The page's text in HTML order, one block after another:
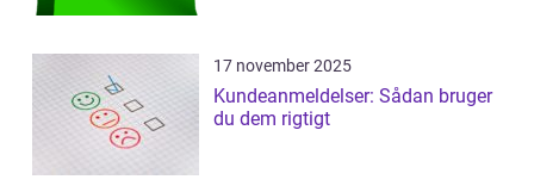
17 november 2025
Kundeanmeldelser: Sådan bruger
du dem rigtigt